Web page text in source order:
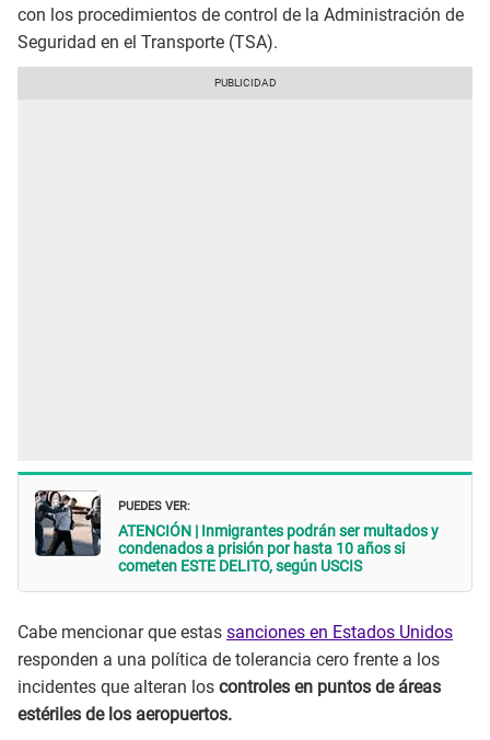
con los procedimientos de control de la Administración de
Seguridad en el Transporte (TSA).
PUEDES VER:
ATENCIÓN | Inmigrantes podrán ser multados y
condenados a prisión por hasta 10 años si
cometen ESTE DELITO, según USCIS
Cabe mencionar que estas sanciones en Estados Unidos
responden a una política de tolerancia cero frente a los
incidentes que alteran los controles en puntos de áreas
estériles de los aeropuertos.